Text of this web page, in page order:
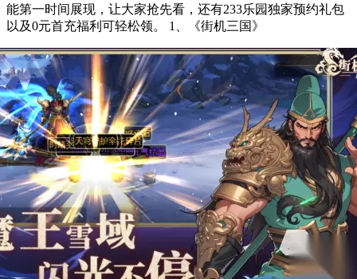
能第一时间展现，让大家抢先看，还有233乐园独家预约礼包
以及0元首充福利可轻松领。 1、《街机三国》